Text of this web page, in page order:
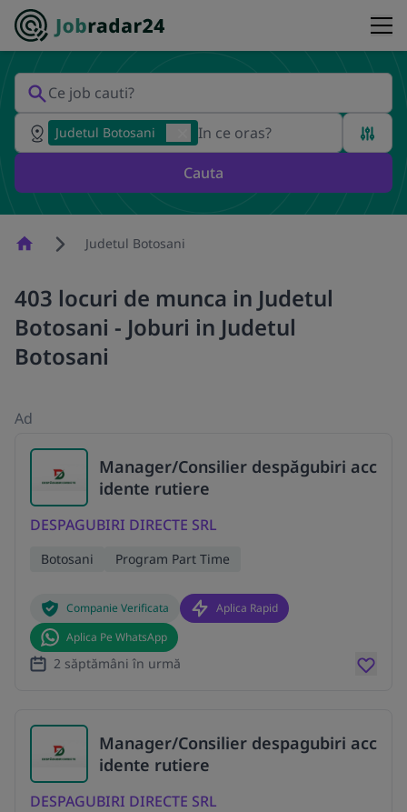
Judetul Botosani
Cauta
HomepageJudetul Botosani
403 locuri de munca in Judetul
Botosani - Joburi in Judetul
Botosani
Ad
Manager/Consilier despăgubiri acc
idente rutiere
DESPAGUBIRI DIRECTE SRL
Botosani Program Part Time
Companie Verificata
Aplica Rapid
Aplica Pe WhatsApp
2 săptămâni în urmă
Manager/Consilier despagubiri acc
idente rutiere
DESPAGUBIRI DIRECTE SRL